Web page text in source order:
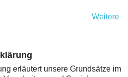
Weitere
erläutert unsere Grundsätze im